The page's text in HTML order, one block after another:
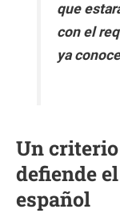
que
con el
ya
Un
defiende
español